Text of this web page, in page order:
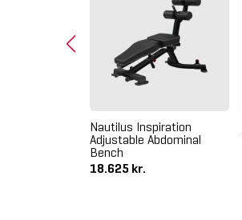
Nautilus Inspiration
Adjustable Abdominal
Bench
18.625 kr.